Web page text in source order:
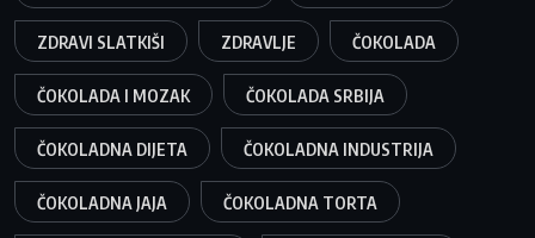
ZDRAVI SLATKIŠI ZDRAVLJE ČOKOLADA
ČOKOLADA I MOZAK ČOKOLADA SRBIJA
ČOKOLADNA DIJETA ČOKOLADNA INDUSTRIJA
ČOKOLADNA JAJA ČOKOLADNA TORTA